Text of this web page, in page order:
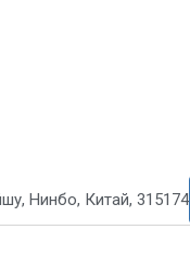
Нинбо, Китай, 315174